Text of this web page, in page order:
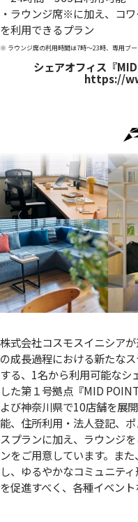
・ラウンジ席※に加え、コ
を利用できるプラン
※ ラウンジ席の利用時間は7時～23時、専用ブー
シェアオフィス『
https://
株式会社コスモスイニシア
の成長過程における新たな
する、1名から利用可能なシ
した第１号拠点『MID
よび神奈川県で10店舗を展
能、住所利用・法人登記、
スプランに加え、ラウンジ
ンをご用意しています。ま
し、ゆるやかなコミュニテ
を促進すべく、各種イベント